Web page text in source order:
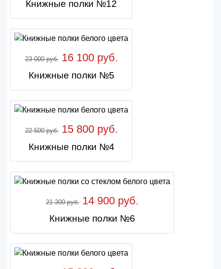
Книжные полки №12
23 000 руб.16 100 руб.
Книжные полки №5
22 500 руб.15 800 руб.
Книжные полки №4
21 300 руб. 14 900 руб.
Книжные полки №6